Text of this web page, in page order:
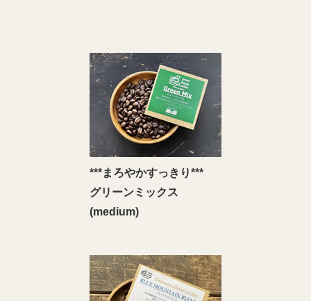
***まろやかすっきり***
グリーンミックス
(medium)